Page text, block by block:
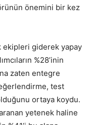
önemini bir kez
ekipleri giderek yapay
%28’inin
zaten entegre
test
ortaya koydu.
yetenek haline